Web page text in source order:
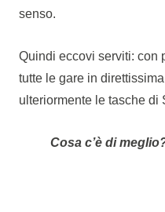
senso.
Quindi eccovi serviti: con
tutte le gare in
ulteriormente le tasche di
Cosa c’è di